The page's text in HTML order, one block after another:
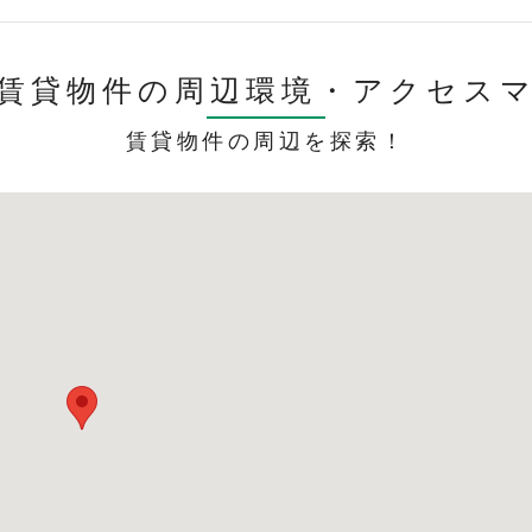
貸物件の周辺環境・ アクセス
賃貸物件の周辺を探索！